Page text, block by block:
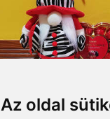
Az oldal